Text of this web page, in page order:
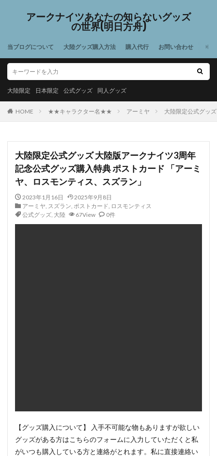
アークナイツあなたの知らないグッズ
の世界(明日方舟)
当ブログについて 大陸グッズ購入方法 購入代行 お問い合わせ
大陸限定 日本限定 公式グッズ 同人グッズ
HOME ★★キャラクター名★★ アーミヤ 大陸限定公式グッ
大陸限定公式グッズ 大陸版アークナイツ3周年
記念公式グッズ購入特典 ポストカード 「アーミ
ヤ、ロスモンティス、スズラン」
2023年1月16日
2025年9月8日
アーミヤ, スズラン, ポストカード, ロスモンティス
公式グッズ, 大陸 67View 0件
【グッズ購入について】 入手不可能な物もありますが欲しい
グッズがある方はこちらのフォームに入力していただくと私
がいつも購入している方と連絡がとれます。私に直接連絡い